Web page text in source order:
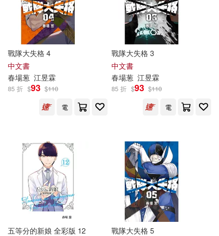
戰隊大失格 4
中文書
春場葱 江昱霖
85 折 $93 $110
電
戰隊大失格 3
中文書
春場葱 江昱霖
85 折 $93 $110
電
五等分的新娘 全彩版 12
戰隊大失格 5